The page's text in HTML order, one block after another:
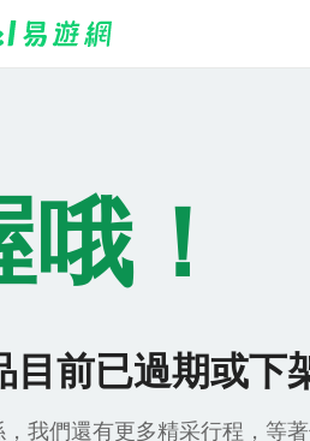
哦！
目前已過期或下
，我們還有更多精采行程，等